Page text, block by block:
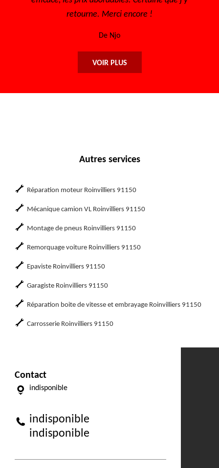
encore à toute l'équipe.
De Maryse
VOIR PLUS
Autres services
Réparation moteur Roinvilliers 91150
Mécanique camion VL Roinvilliers 91150
Montage de pneus Roinvilliers 91150
Remorquage voiture Roinvilliers 91150
Epaviste Roinvilliers 91150
Garagiste Roinvilliers 91150
Réparation boite de vitesse et embrayage Roinvilliers 91150
Carrosserie Roinvilliers 91150
Contact
indisponible
indisponible
indisponible